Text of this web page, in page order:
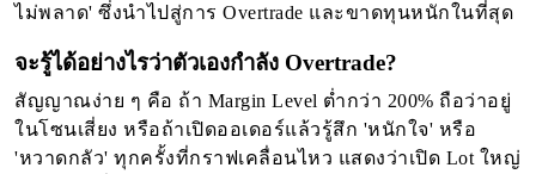
ไม่พลาด' ซึ่งนำไปสู่การ Overtrade และขาดทุนหนักในที่สุด
จะรู้ได้อย่างไรว่าตัวเองกำลัง Overtrade?
สัญญาณง่าย ๆ คือ ถ้า Margin Level ต่ำกว่า 200% ถือว่าอยู่
ในโซนเสี่ยง หรือถ้าเปิดออเดอร์แล้วรู้สึก 'หนักใจ' หรือ
'หวาดกลัว' ทุกครั้งที่กราฟเคลื่อนไหว แสดงว่าเปิด Lot ใหญ่